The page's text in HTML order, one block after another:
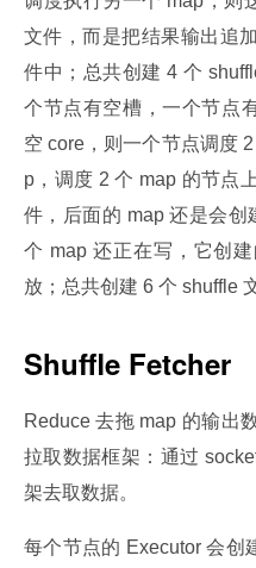
文件，而是把结果输出追
件中；总共创建 4 个
个节点有空槽，一个节点
空 core，则一个节点调度
p，调度 2 个 map 的节点
件，后面的 map 还是会创
个 map 还正在写，它创
放；总共创建 6 个 shuffle
Shuffle Fetcher
Reduce 去拖 map 的输出
拉取数据框架：通过
架去取数据。
每个节点的 Executor 会创